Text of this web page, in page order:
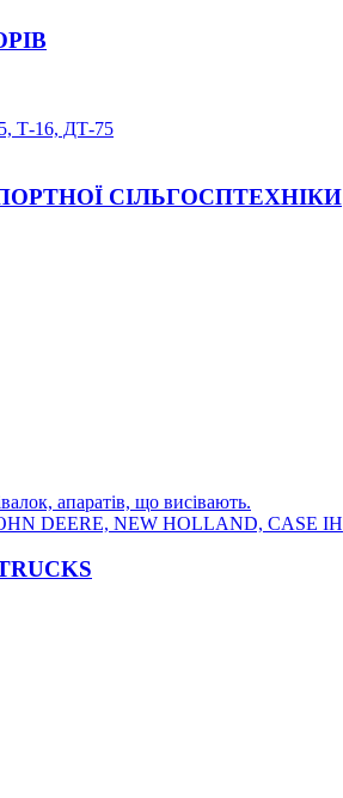
Т-16, ДТ-75
СІЛЬГОСПТЕХНІКИ
апаратів, що висівають.
DEERE, NEW HOLLAND, CASE IH